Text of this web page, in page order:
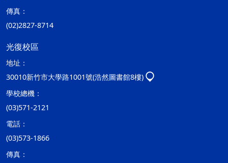
傳真：
(02)2827-8714
光復校區
地址：
30010新竹市大學路1001號(浩然圖書館8樓)
學校總機：
(03)571-2121
電話：
(03)573-1866
傳真：